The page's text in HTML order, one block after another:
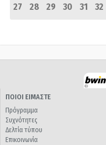
27
28 29 30 31 32
ΠΟΙΟΙ ΕΙΜΑΣΤΕ
Πρόγραμμα
Συχνότητες
Δελτία τύπου
Επικοινωνία